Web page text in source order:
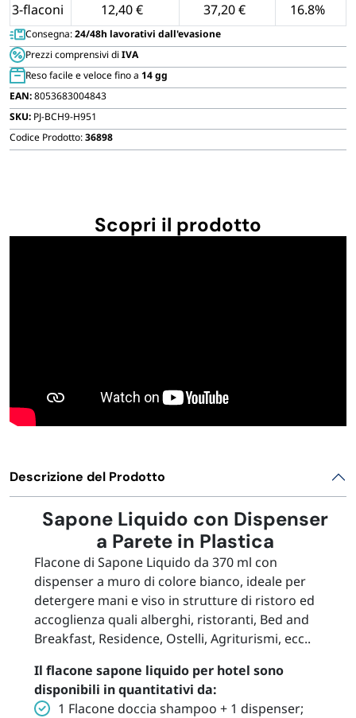
3-flaconi 12,40 € 37,20 € 16.8%
Consegna:24/48h lavorativi dall'evasione
Prezzi comprensivi di IVA
Reso facile e veloce fino a 14 gg
EAN:8053683004843
SKU: PJ-BCH9-H951
Codice Prodotto:36898
Scopri il prodotto
Descrizione del Prodotto
Sapone Liquido con Dispenser
a Parete in Plastica
Flacone di Sapone Liquido da 370 ml con
dispenser a muro di colore bianco, ideale per
detergere mani e viso in strutture di ristoro ed
accoglienza quali alberghi, ristoranti, Bed and
Breakfast, Residence, Ostelli, Agriturismi, ecc..
Il flacone sapone liquido per hotel sono
disponibili in quantitativi da:
1 Flacone doccia shampoo + 1 dispenser;